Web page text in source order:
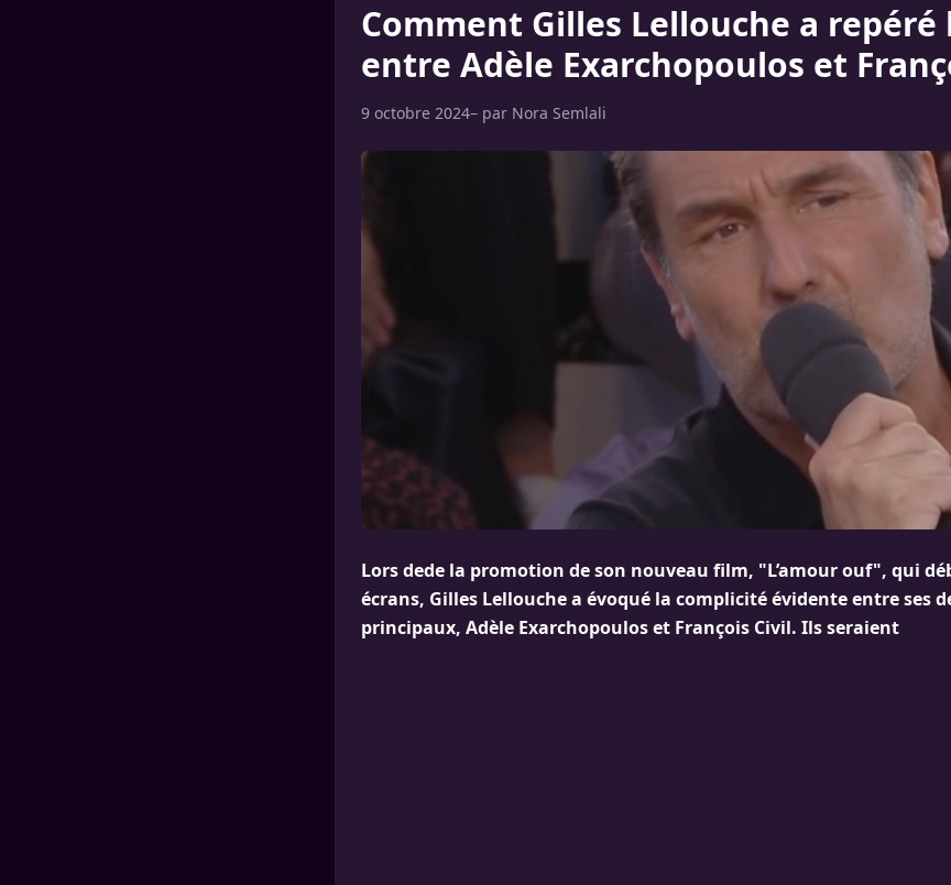
Comment Gilles Lellouche a repéré
entre Adèle Exarchopoulos et
9 octobre 2024– par Nora Semlali
Lors dede la promotion de son nouveau film, "L’amour ouf", qui
écrans, Gilles Lellouche a évoqué la complicité évidente entre ses
principaux, Adèle Exarchopoulos et François Civil. Ils seraient